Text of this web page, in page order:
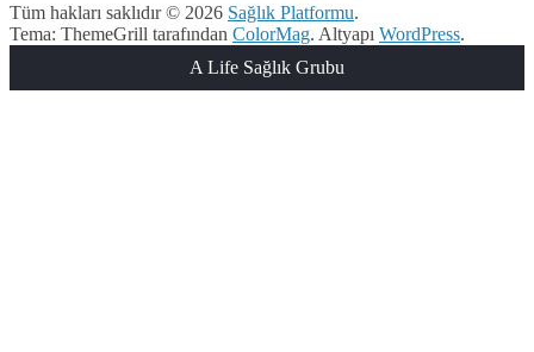
Tüm hakları saklıdır © 2026 Sağlık Platformu.
Tema: ThemeGrill tarafından ColorMag. Altyapı WordPress.
A Life Sağlık Grubu